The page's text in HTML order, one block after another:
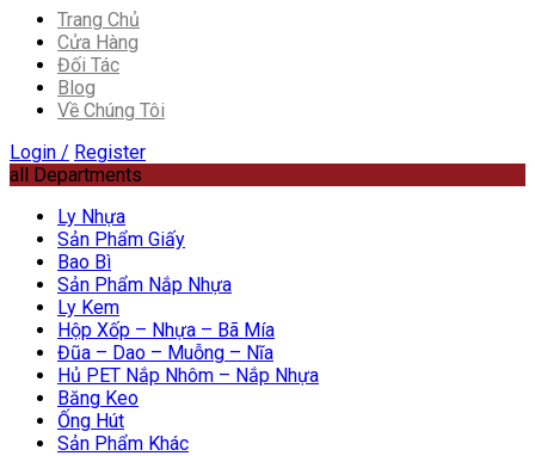
Trang Chủ
Cửa Hàng
Đối Tác
Blog
Về Chúng Tôi
Login / Register
all Departments
Ly Nhựa
Sản Phẩm Giấy
Bao Bì
Sản Phẩm Nắp Nhựa
Ly Kem
Hộp Xốp – Nhựa – Bã Mía
Đũa – Dao – Muỗng – Nĩa
Hủ PET Nắp Nhôm – Nắp Nhựa
Băng Keo
Ống Hút
Sản Phẩm Khác